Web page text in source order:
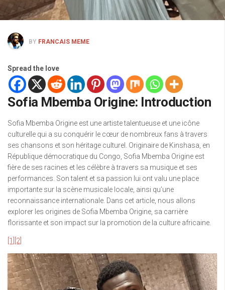
BY FRANCAIS MEME
Spread the love
Sofia Mbemba Origine: Introduction
Sofia Mbemba Origine est une artiste talentueuse et une icône
culturelle qui a su conquérir le cœur de nombreux fans à travers
ses chansons et son héritage culturel. Originaire de Kinshasa, en
République démocratique du Congo, Sofia Mbemba Origine est
fière de ses racines et les célèbre à travers sa musique et ses
performances. Son talent et sa passion lui ont valu une place
importante sur la scène musicale locale, ainsi qu’une
reconnaissance internationale. Dans cet article, nous allons
explorer les origines de Sofia Mbemba Origine, sa carrière
florissante et son impact sur la promotion de la culture africaine.
[1] [2]